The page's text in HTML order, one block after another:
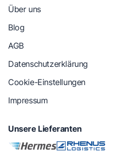
Über uns
Blog
AGB
Datenschutzerklärung
Cookie-Einstellungen
Impressum
Unsere Lieferanten